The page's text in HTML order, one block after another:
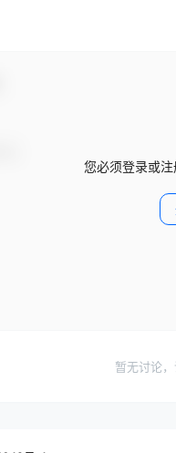
您必须登录或
暂无讨论